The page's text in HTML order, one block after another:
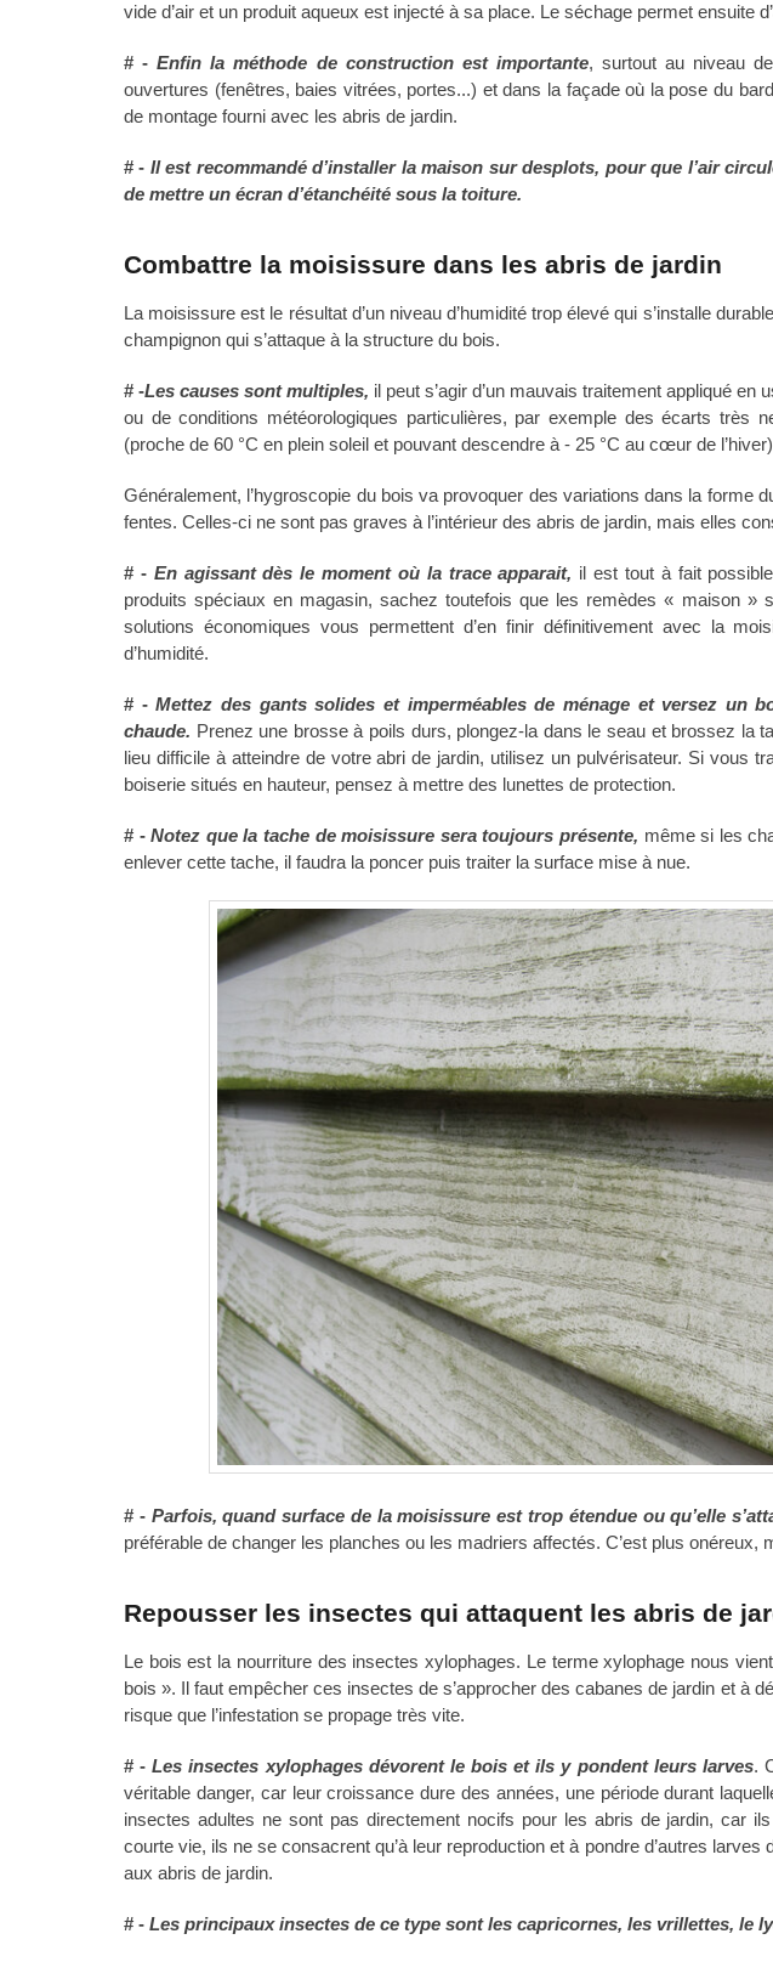
vide d’air et un produit aqueux est injecté à sa place. Le séchage permet ensuite
# - Enfin la méthode de construction est importante, surtout au niveau
ouvertures (fenêtres, baies vitrées, portes...) et dans la façade où la pose du
de montage fourni avec les abris de jardin.
# - Il est recommandé d’installer la maison sur desplots, pour que l’air
de mettre un écran d’étanchéité sous la toiture.
Combattre la moisissure dans les abris de jardin
La moisissure est le résultat d’un niveau d’humidité trop élevé qui s’installe
champignon qui s’attaque à la structure du bois.
# -Les causes sont multiples, il peut s’agir d’un mauvais traitement appliqué
ou de conditions météorologiques particulières, par exemple des écarts très
(proche de 60 °C en plein soleil et pouvant descendre à - 25 °C au cœur de
Généralement, l’hygroscopie du bois va provoquer des variations dans la forme
fentes. Celles-ci ne sont pas graves à l’intérieur des abris de jardin, mais elles
# - En agissant dès le moment où la trace apparait, il est tout à fait
produits spéciaux en magasin, sachez toutefois que les remèdes « maison »
solutions économiques vous permettent d’en finir définitivement avec la
d’humidité.
# - Mettez des gants solides et imperméables de ménage et versez un
chaude. Prenez une brosse à poils durs, plongez-la dans le seau et brossez la
lieu difficile à atteindre de votre abri de jardin, utilisez un pulvérisateur. Si vous
boiserie situés en hauteur, pensez à mettre des lunettes de protection.
# - Notez que la tache de moisissure sera toujours présente, même si les
enlever cette tache, il faudra la poncer puis traiter la surface mise à nue.
# - Parfois, quand surface de la moisissure est trop étendue ou qu’elle
préférable de changer les planches ou les madriers affectés. C’est plus onéreux,
Repousser les insectes qui attaquent les abris de
Le bois est la nourriture des insectes xylophages. Le terme xylophage nous
bois ». Il faut empêcher ces insectes de s’approcher des cabanes de jardin et à
risque que l’infestation se propage très vite.
# - Les insectes xylophages dévorent le bois et ils y pondent leurs larves.
véritable danger, car leur croissance dure des années, une période durant
insectes adultes ne sont pas directement nocifs pour les abris de jardin, car
courte vie, ils ne se consacrent qu’à leur reproduction et à pondre d’autres
aux abris de jardin.
# - Les principaux insectes de ce type sont les capricornes, les vrillettes, le